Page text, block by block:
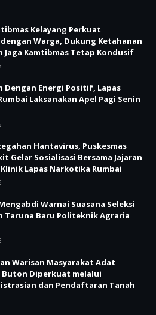
Kelayang Perkuat
Warga, Dukung Ketahanan
Jaga Kamtibmas Tetap Kondusif
Dengan Energi Positif, Lapas
Laksanakan Apel Pagi Senin
Hantavirus, Puskesmas
Gelar Sosialisasi Bersama Jajaran
Lapas Narkotika Rumbai
Warnai Suasana Seleksi
Taruna Baru Politeknik Agraria
Warisan Masyarakat Adat
Buton Diperkuat melalui
dan Pendaftaran Tanah